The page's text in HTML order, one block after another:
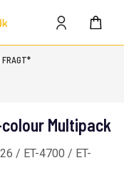
FRAGT*
Multipack
/ ET-4700 / ET-